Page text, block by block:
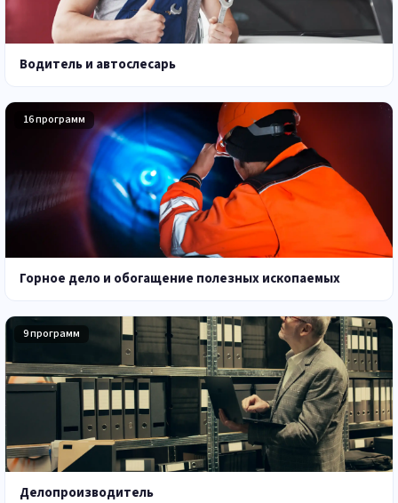
Водитель и автослесарь
16 программ
Горное дело и обогащение полезных ископаемых
9 программ
Делопроизводитель